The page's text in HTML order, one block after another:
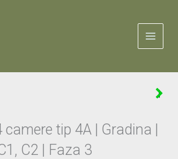
tip 4A | Gradina |
C2 | Faza 3